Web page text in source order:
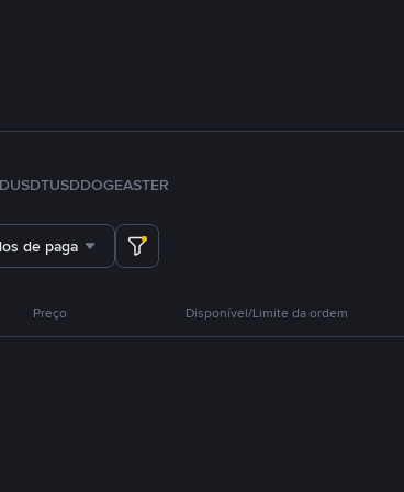
TUSDDOGEASTER
de pagamento
Preço Disponível/Limite da ordem